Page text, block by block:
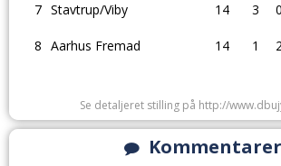
7 Stavtrup/Viby 14 3 0
8 Aarhus Fremad 14 1
Se detaljeret stilling på http://
Kommentarer